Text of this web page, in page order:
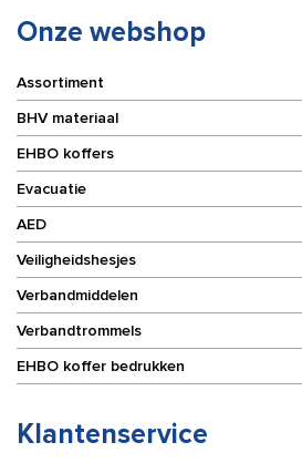
Onze webshop
Assortiment
BHV materiaal
EHBO koffers
Evacuatie
AED
Veiligheidshesjes
Verbandmiddelen
Verbandtrommels
EHBO koffer bedrukken
Klantenservice